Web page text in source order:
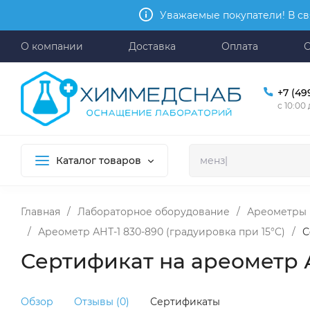
Уважаемые покупатели! В
О компании Доставка Оплата
+7
с
Каталог товаров
Главная / Лабораторное оборудование / Ареометры
/ Ареометр АНТ-1 830-890 (градуировка при 15°C) /
Сертификат на ареометр
Обзор Отзывы (0) Сертификаты